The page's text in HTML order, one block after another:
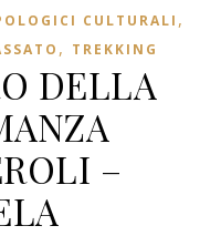
CULTURALI ,
, TREKKING
DELLA
–